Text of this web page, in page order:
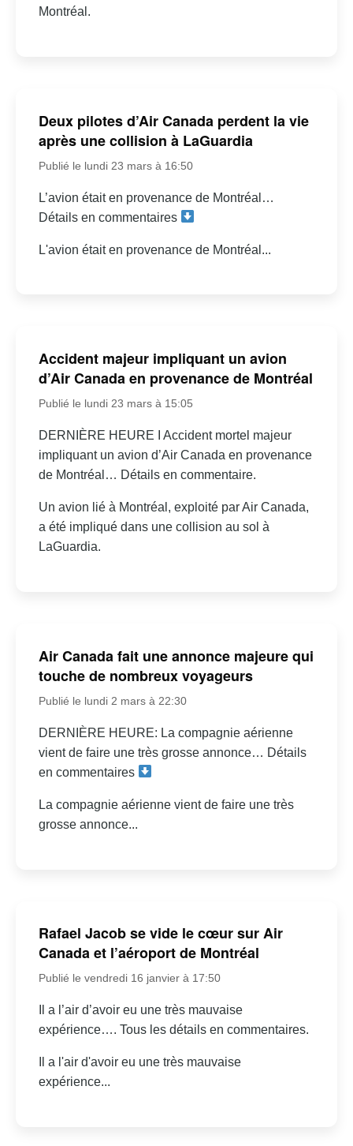
Montréal.
Deux pilotes d’Air Canada perdent la vie
après une collision à LaGuardia
Publié le lundi 23 mars à 16:50
L’avion était en provenance de Montréal…
Détails en commentaires
L'avion était en provenance de Montréal...
Accident majeur impliquant un avion
d’Air Canada en provenance de Montréal
Publié le lundi 23 mars à 15:05
DERNIÈRE HEURE I Accident mortel majeur
impliquant un avion d’Air Canada en provenance
de Montréal… Détails en commentaire.
Un avion lié à Montréal, exploité par Air Canada,
a été impliqué dans une collision au sol à
LaGuardia.
Air Canada fait une annonce majeure qui
touche de nombreux voyageurs
Publié le lundi 2 mars à 22:30
DERNIÈRE HEURE: La compagnie aérienne
vient de faire une très grosse annonce… Détails
en commentaires
La compagnie aérienne vient de faire une très
grosse annonce...
Rafael Jacob se vide le cœur sur Air
Canada et l’aéroport de Montréal
Publié le vendredi 16 janvier à 17:50
Il a l’air d’avoir eu une très mauvaise
expérience…. Tous les détails en commentaires.
Il a l'air d'avoir eu une très mauvaise
expérience...